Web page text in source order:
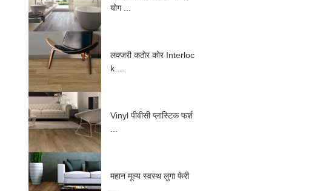
योग ...
लक्जरी कठोर कोर Interloc
k ...
Vinyl पीवीसी प्लास्टिक फर्श
महान मूल्य स्वस्थ लुगा फेरी